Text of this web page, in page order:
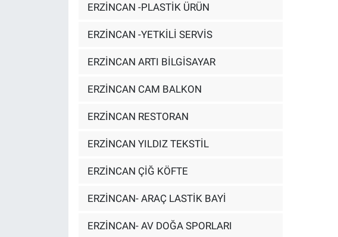
ERZİNCAN -PLASTİK ÜRÜN
ERZİNCAN -YETKİLİ SERVİS
ERZİNCAN ARTI BİLGİSAYAR
ERZİNCAN CAM BALKON
ERZİNCAN RESTORAN
ERZİNCAN YILDIZ TEKSTİL
ERZİNCAN ÇİĞ KÖFTE
ERZİNCAN- ARAÇ LASTİK BAYİ
ERZİNCAN- AV DOĞA SPORLARI